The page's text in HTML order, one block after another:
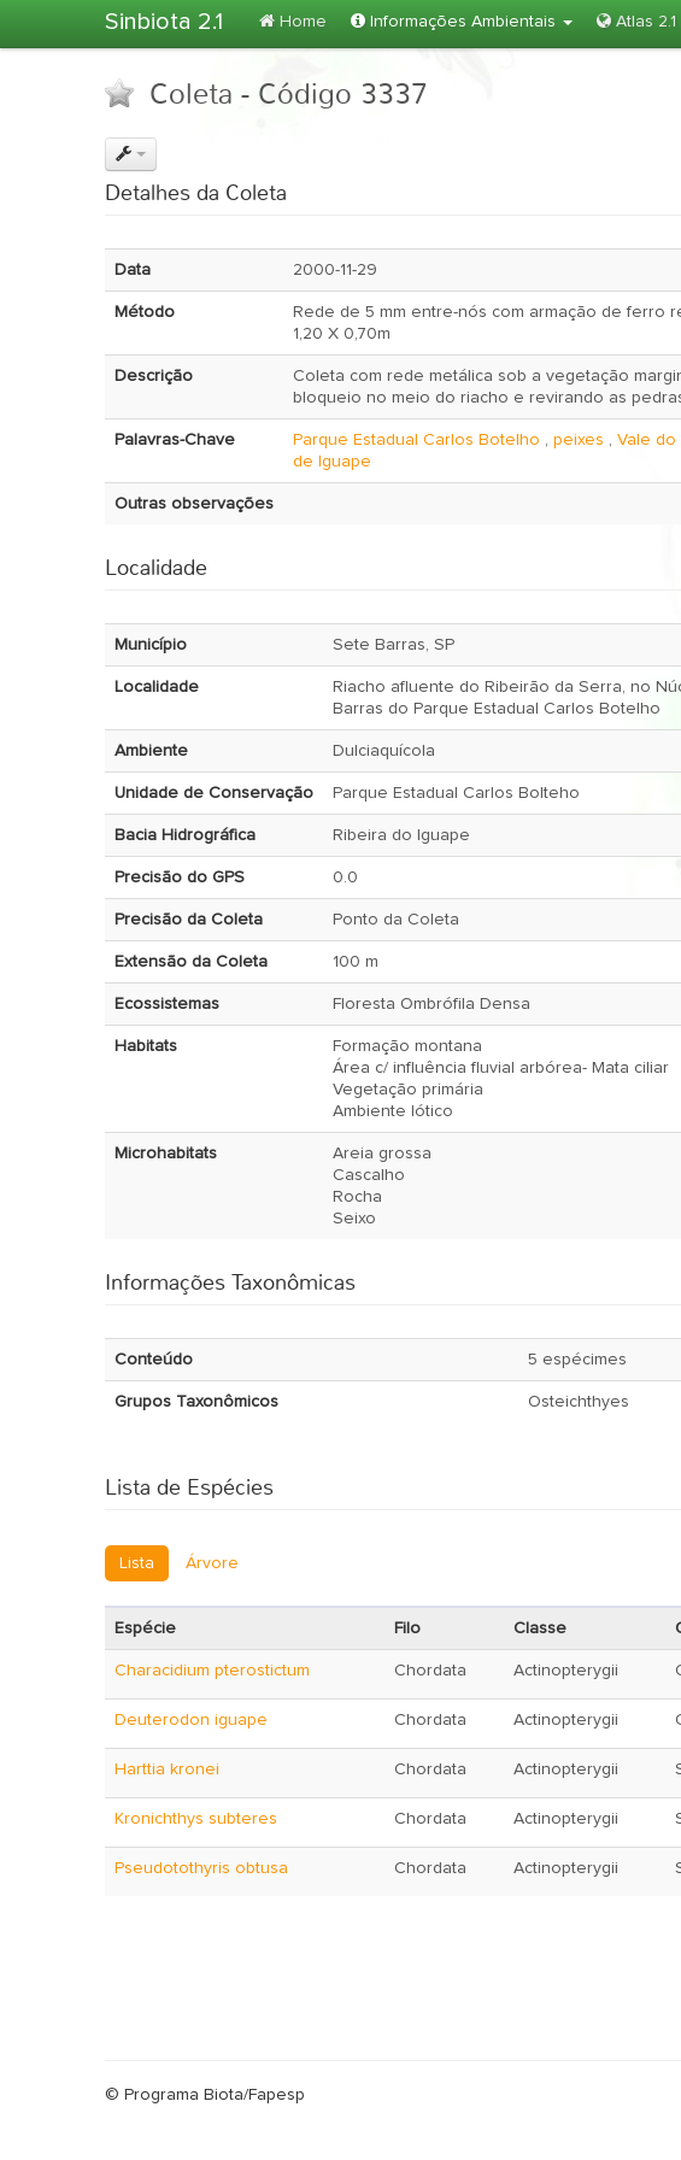
Sinbiota 2.1 Home Informações Ambientais Atlas 2.1
Coleta - Código 3337
Detalhes da Coleta
Data 2000-11-29
Método
Rede de 5 mm entre-nós com armação de ferro
1,20 X 0,70m
Descrição
Coleta com rede metálica sob a vegetação
bloqueio no meio do riacho e revirando as
Palavras-Chave Parque Estadual Carlos Botelho , peixes , Vale do
de Iguape
Outras observações
Localidade
Município Sete Barras, SP
Localidade
Riacho afluente do Ribeirão da Serra, no
Barras do Parque Estadual Carlos Botelho
Ambiente Dulciaquícola
Unidade de Conservação Parque Estadual Carlos Bolteho
Bacia Hidrográfica Ribeira do Iguape
Precisão do GPS 0.0
Precisão da Coleta Ponto da Coleta
Extensão da Coleta 100 m
Ecossistemas Floresta Ombrófila Densa
Habitats
Formação montana
Área c/ influência fluvial arbórea- Mata ciliar
Vegetação primária
Ambiente lótico
Microhabitats
Areia grossa
Cascalho
Rocha
Seixo
Informações Taxonômicas
Conteúdo 5 espécimes
Grupos Taxonômicos Osteichthyes
Lista de Espécies
Lista Árvore
Espécie Filo Classe
Characidium pterostictum Chordata Actinopterygii
Deuterodon iguape Chordata Actinopterygii
Harttia kronei Chordata Actinopterygii
Kronichthys subteres Chordata Actinopterygii
Pseudotothyris obtusa Chordata Actinopterygii
© Programa Biota/Fapesp